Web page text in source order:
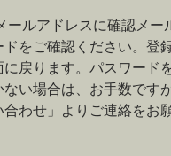
合や本規約に違反するおそれ
登録を拒否もしくは抹消する
ー名とパスワードの管理）
びパスワードの利用、管理は
ールアドレスに確認メー
をご確認ください。登
に戻ります。パスワード
ない場合は、お手数です
わせ」よりご連絡をお